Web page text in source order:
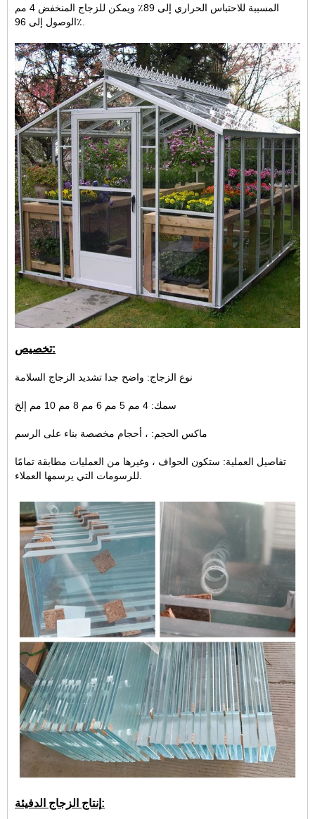
المسببة للاحتباس الحراري إلى 89٪ ويمكن للزجاج المنخفض 4 مم
الوصول إلى 96٪.
تخصيص:
نوع الزجاج: واضح جدا تشديد الزجاج السلامة
سمك: 4 مم 5 مم 6 مم 8 مم 10 مم إلخ
ماكس الحجم: ، أحجام مخصصة بناء على الرسم
تفاصيل العملية: ستكون الحواف ، وغيرها من العمليات مطابقة تمامًا
إنتاج الزجاج الدفيئة: